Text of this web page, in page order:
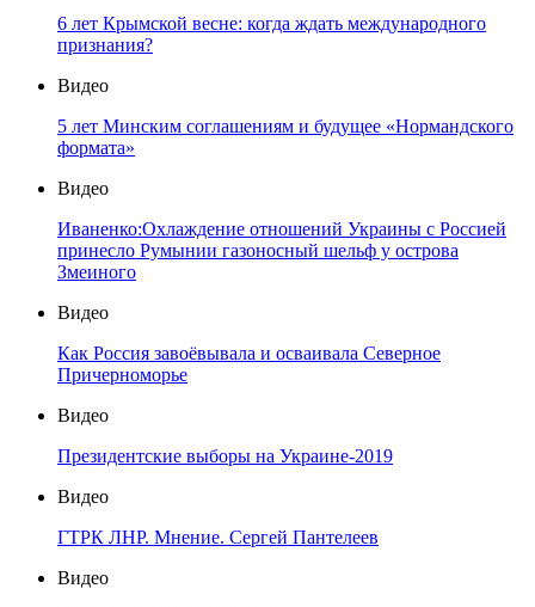
6 лет Крымской весне: когда ждать международного
признания?
Видео
5 лет Минским соглашениям и будущее «Нормандского
формата»
Видео
Иваненко:Охлаждение отношений Украины с Россией
принесло Румынии газоносный шельф у острова
Змеиного
Видео
Как Россия завоёвывала и осваивала Северное
Причерноморье
Видео
Президентские выборы на Украине-2019
Видео
ГТРК ЛНР. Мнение. Сергей Пантелеев
Видео